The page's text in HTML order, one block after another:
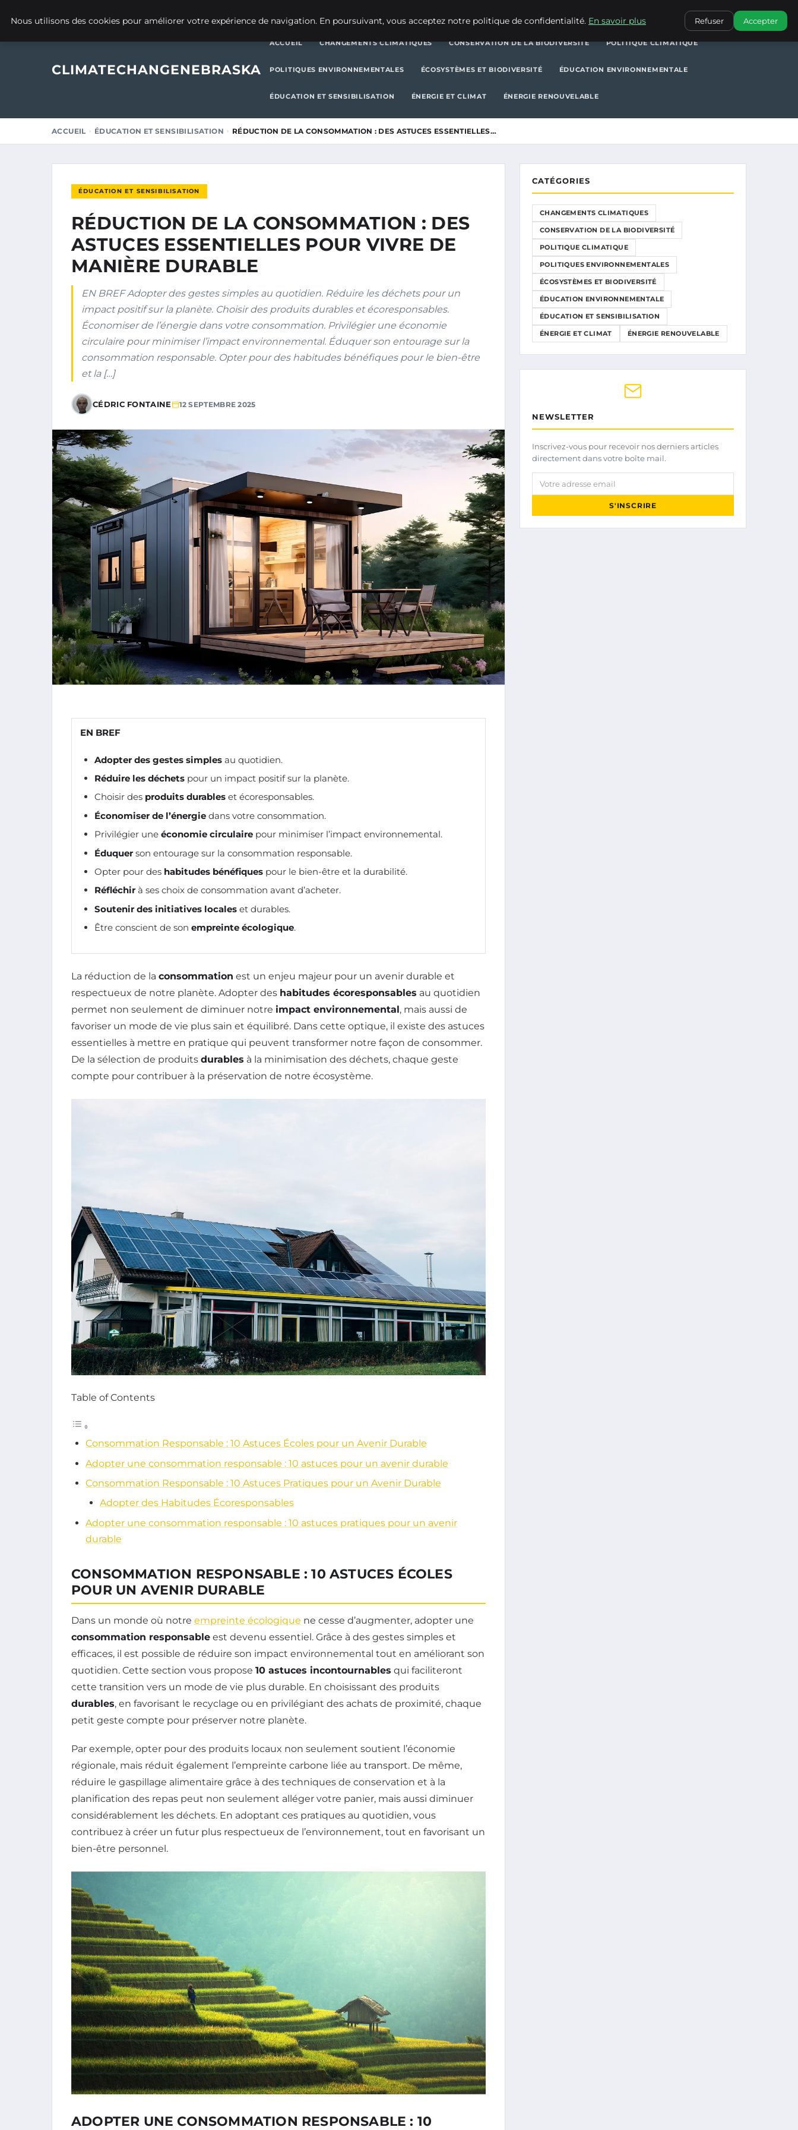
POLITIQUES ENVIRONNEMENTALES
CLIMATECHANGENEBRASKA
ACCUEIL CHANGEMENTS CLIMATIQUES CONSERVATION DE LA BIODIVERSITÉ POLITIQUE CLIMATIQUE
POLITIQUES ENVIRONNEMENTALES ÉCOSYSTÈMES ET BIODIVERSITÉ ÉDUCATION ENVIRONNEMENTALE
ÉDUCATION ET SENSIBILISATION ÉNERGIE ET CLIMAT ÉNERGIE RENOUVELABLE
ACCUEIL ÉDUCATION ET SENSIBILISATION RÉDUCTION DE LA CONSOMMATION : DES ASTUCES ESSENTIELLES…
ÉDUCATION ET SENSIBILISATION
RÉDUCTION DE LA CONSOMMATION : DES
ASTUCES ESSENTIELLES POUR VIVRE DE
MANIÈRE DURABLE
EN BREF Adopter des gestes simples au quotidien. Réduire les déchets pour un
impact positif sur la planète. Choisir des produits durables et écoresponsables.
Économiser de l’énergie dans votre consommation. Privilégier une économie
circulaire pour minimiser l’impact environnemental. Éduquer son entourage sur la
consommation responsable. Opter pour des habitudes bénéfiques pour le bien-être
et la […]
CÉDRIC FONTAINE 12 SEPTEMBRE 2025
EN BREF
Adopter des gestes simples au quotidien.
Réduire les déchets pour un impact positif sur la planète.
Choisir des produits durables et écoresponsables.
Économiser de l’énergie dans votre consommation.
Privilégier une économie circulaire pour minimiser l’impact environnemental.
Éduquer son entourage sur la consommation responsable.
Opter pour des habitudes bénéfiques pour le bien-être et la durabilité.
Réfléchir à ses choix de consommation avant d’acheter.
Soutenir des initiatives locales et durables.
Être conscient de son empreinte écologique.
La réduction de la consommation est un enjeu majeur pour un avenir durable et
respectueux de notre planète. Adopter des habitudes écoresponsables au quotidien
permet non seulement de diminuer notre impact environnemental, mais aussi de
favoriser un mode de vie plus sain et équilibré. Dans cette optique, il existe des astuces
essentielles à mettre en pratique qui peuvent transformer notre façon de consommer.
De la sélection de produits durables à la minimisation des déchets, chaque geste
compte pour contribuer à la préservation de notre écosystème.
Table of Contents
Consommation Responsable : 10 Astuces Écoles pour un Avenir Durable
Adopter une consommation responsable : 10 astuces pour un avenir durable
Consommation Responsable : 10 Astuces Pratiques pour un Avenir Durable
Adopter des Habitudes Écoresponsables
Adopter une consommation responsable : 10 astuces pratiques pour un avenir
durable
CONSOMMATION RESPONSABLE : 10 ASTUCES ÉCOLES
POUR UN AVENIR DURABLE
Dans un monde où notre empreinte écologique ne cesse d’augmenter, adopter une
consommation responsable est devenu essentiel. Grâce à des gestes simples et
efficaces, il est possible de réduire son impact environnemental tout en améliorant son
quotidien. Cette section vous propose 10 astuces incontournables qui faciliteront
cette transition vers un mode de vie plus durable. En choisissant des produits
durables, en favorisant le recyclage ou en privilégiant des achats de proximité, chaque
petit geste compte pour préserver notre planète.
Par exemple, opter pour des produits locaux non seulement soutient l’économie
régionale, mais réduit également l’empreinte carbone liée au transport. De même,
réduire le gaspillage alimentaire grâce à des techniques de conservation et à la
planification des repas peut non seulement alléger votre panier, mais aussi diminuer
considérablement les déchets. En adoptant ces pratiques au quotidien, vous
contribuez à créer un futur plus respectueux de l’environnement, tout en favorisant un
bien-être personnel.
ADOPTER UNE CONSOMMATION RESPONSABLE : 10
CATÉGORIES
CHANGEMENTS CLIMATIQUES
CONSERVATION DE LA BIODIVERSITÉ
POLITIQUE CLIMATIQUE
POLITIQUES ENVIRONNEMENTALES
ÉCOSYSTÈMES ET BIODIVERSITÉ
ÉDUCATION ENVIRONNEMENTALE
ÉDUCATION ET SENSIBILISATION
ÉNERGIE ET CLIMAT ÉNERGIE RENOUVELABLE
NEWSLETTER
Inscrivez-vous pour recevoir nos derniers articles
directement dans votre boîte mail.
Votre adresse email
S'INSCRIRE
Nous utilisons des cookies pour améliorer votre expérience de navigation. En poursuivant, vous acceptez notre politique de confidentialité. En savoir plus Refuser Accepter